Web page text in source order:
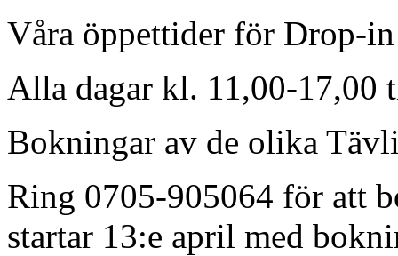
Våra öppettider för Drop-
Alla dagar kl. 11,00-17,00
Bokningar av de olika
Ring 0705-905064 för att
startar 13:e april med